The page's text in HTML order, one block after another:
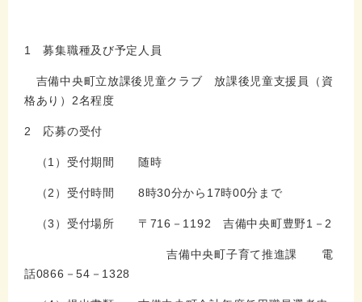
1 募集職種及び予定人員
吉備中央町立放課後児童クラブ 放課後児童支援員（資
格あり）2名程度
2 応募の受付
（1）受付期間 随時
（2）受付時間 8時30分から17時00分まで
（3）受付場所 〒716－1192 吉備中央町豊野1－2
吉備中央町子育て推進課 電
話0866－54－1328